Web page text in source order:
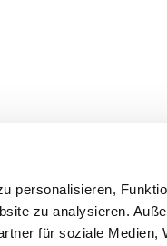
personalisieren,
zu analysieren.
für soziale Medien,